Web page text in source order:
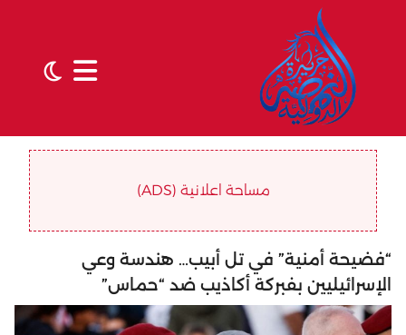
مساحة اعلانية (ADS)
“فضيحة أمنية” في تل أبيب… هندسة وعي
الإسرائيليين بفبركة أكاذيب ضد “حماس”